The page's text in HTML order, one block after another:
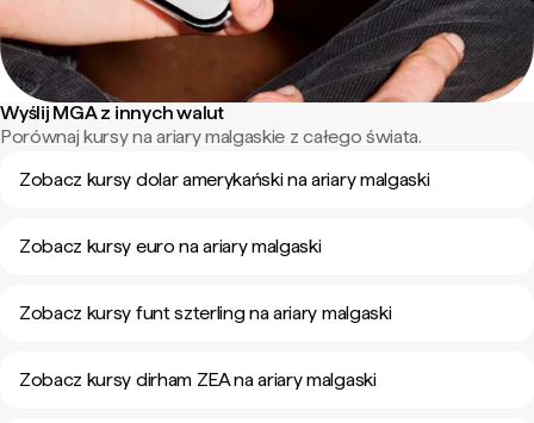
Wyślij MGA z innych walut
Porównaj kursy na ariary malgaskie z całego świata.
Zobacz kursy dolar amerykański na ariary malgaski
Zobacz kursy euro na ariary malgaski
Zobacz kursy funt szterling na ariary malgaski
Zobacz kursy dirham ZEA na ariary malgaski